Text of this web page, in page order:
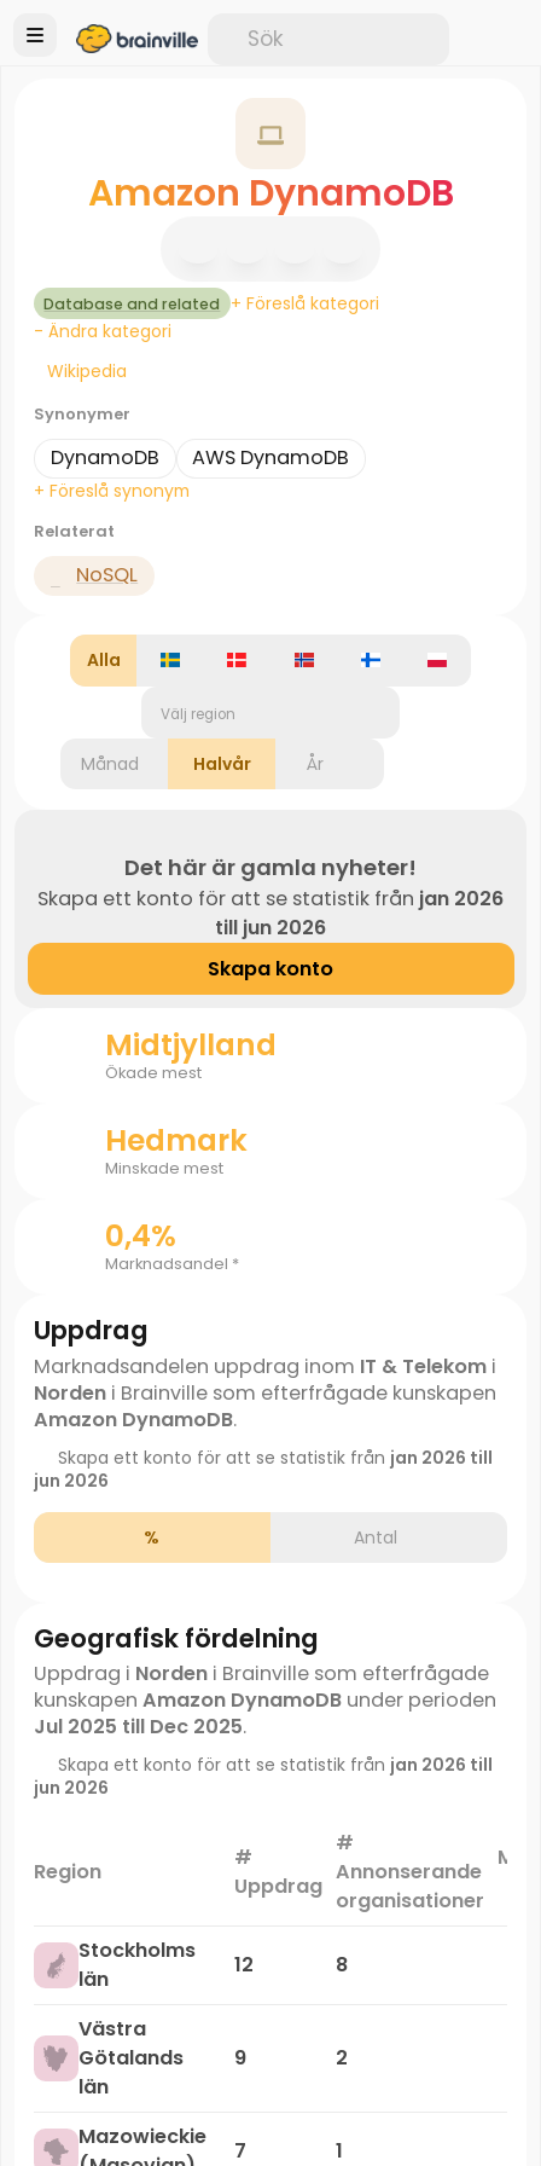
Amazon DynamoDB
Database and related + Föreslå kategori
- Ändra kategori
Wikipedia
Synonymer
DynamoDB AWS DynamoDB
+ Föreslå synonym
Relaterat
NoSQL
Alla
Välj region
Månad Halvår År
Det här är gamla nyheter!
Skapa ett konto för att se statistik från jan 2026
till jun 2026
Skapa konto
Midtjylland
Ökade mest
Hedmark
Minskade mest
0,4%
Marknadsandel *
Uppdrag
Marknadsandelen uppdrag inom IT & Telekomi
Nordeni Brainville som efterfrågade kunskapen
Amazon DynamoDB.
Skapa ett konto för att se statistik från jan 2026 till
jun 2026
% Antal
Geografisk fördelning
Uppdrag i Nordeni Brainville som efterfrågade
kunskapen Amazon DynamoDBunder perioden
Jul 2025 till Dec 2025.
Skapa ett konto för att se statistik från jan 2026 till
jun 2026
Region
#
Uppdrag
#
Annonserande
organisationer
Stockholms
län
12 8
Västra
Götalands
län
9 2
Mazowieckie
7 1